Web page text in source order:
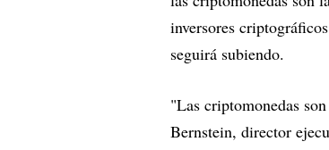
inversores
seguirá subiendo.
"Las criptomonedas
Bernstein, director